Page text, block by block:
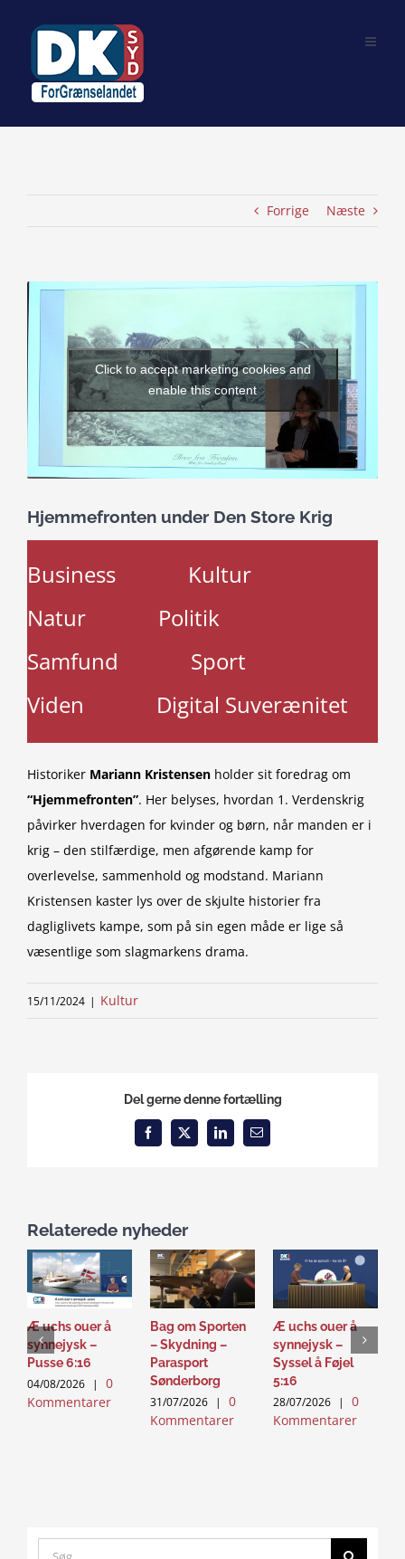
Forrige Næste
View
Larger
Image
Click to accept marketing cookies and
enable this content
Hjemmefronten under Den Store Krig
Business
Kultur
Natur
Politik
Samfund
Sport
Viden
Digital Suverænitet
Historiker Mariann Kristensen holder sit foredrag om
“Hjemmefronten”. Her belyses, hvordan 1. Verdenskrig
påvirker hverdagen for kvinder og børn, når manden er i
krig – den stilfærdige, men afgørende kamp for
overlevelse, sammenhold og modstand. Mariann
Kristensen kaster lys over de skjulte historier fra
dagliglivets kampe, som på sin egen måde er lige så
væsentlige som slagmarkens drama.
15/11/2024 | Kultur
Del gerne denne fortælling
Facebook
X LinkedInEmail
Relaterede nyheder
Æ uchs ouer å
synnejysk –
Pusse 6:16
04/08/2026 |
0
Kommentarer
Bag om Sporten
– Skydning –
Parasport
Sønderborg
31/07/2026 |
0
Kommentarer
Æ uchs ouer å
synnejysk –
Syssel å Føjel
5:16
28/07/2026 |
0
Kommentarer
Search